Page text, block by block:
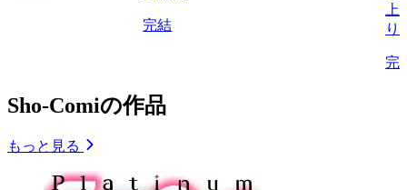
完結
り
完
Sho-Comiの作品
もっと見る